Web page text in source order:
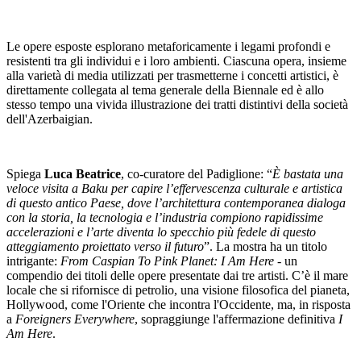
Le opere esposte esplorano metaforicamente i legami profondi e
resistenti tra gli individui e i loro ambienti. Ciascuna opera, insieme
alla varietà di media utilizzati per trasmetterne i concetti artistici, è
direttamente collegata al tema generale della Biennale ed è allo
stesso tempo una vivida illustrazione dei tratti distintivi della società
dell'Azerbaigian.
Spiega Luca Beatrice, co-curatore del Padiglione: “È bastata una
veloce visita a Baku per capire l’effervescenza culturale e artistica
di questo antico Paese, dove l’architettura contemporanea dialoga
con la storia, la tecnologia e l’industria compiono rapidissime
accelerazioni e l’arte diventa lo specchio più fedele di questo
atteggiamento proiettato verso il futuro”. La mostra ha un titolo
intrigante: From Caspian To Pink Planet: I Am Here - un
compendio dei titoli delle opere presentate dai tre artisti. C’è il mare
locale che si rifornisce di petrolio, una visione filosofica del pianeta,
Hollywood, come l'Oriente che incontra l'Occidente, ma, in risposta
a Foreigners Everywhere, sopraggiunge l'affermazione definitiva I
Am Here.